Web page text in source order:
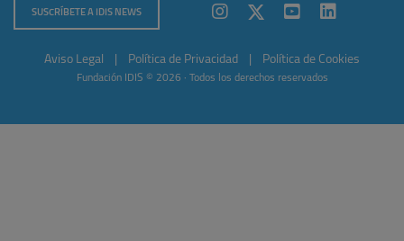
SUSCRÍBETE A IDIS NEWS
Aviso Legal Política de Privacidad Política de Cookies
Fundación IDIS © 2026 · Todos los derechos reservados